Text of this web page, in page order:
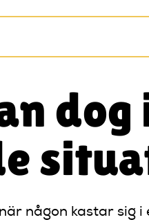
dog
någon kastar sig i